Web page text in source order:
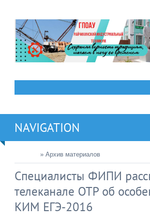
NAVIGATION
» Архив материалов
Специалисты ФИПИ
телеканале ОТР об
КИМ ЕГЭ-2016